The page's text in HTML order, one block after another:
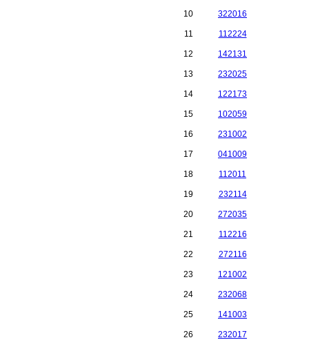
10 322016
11 112224
12 142131
13 232025
14 122173
15 102059
16 231002
17 041009
18 112011
19 232114
20 272035
21 112216
22 272116
23 121002
24 232068
25 141003
26 232017